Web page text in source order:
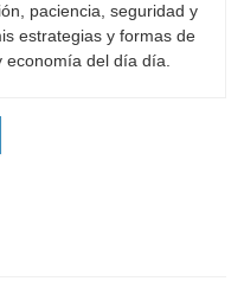
paciencia, seguridad y
estrategias y formas de
del día día.